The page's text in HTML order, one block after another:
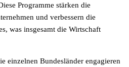
Programme stärken die
und verbessern die
was insgesamt die Wirtschaft
einzelnen Bundesländer engagieren